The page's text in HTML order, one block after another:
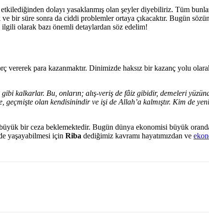
dolayı yasaklanmış olan şeyler diyebiliriz. Tüm
bir süre sonra da ciddi problemler ortaya çıkacaktır. Bugün
olarak bazı önemli detaylardan söz edelim!
vererek para kazanmaktır. Dinimizde haksız bir kazanç yolu
kalkarlar. Bu, onların; alış-veriş de fâiz gibidir, demeleri
geçmişte olan kendisinindir ve işi de Allah’a kalmıştır. Kim de
bir ceza beklemektedir. Bugün dünya ekonomisi büyük
yaşayabilmesi için Riba dediğimiz kavramı hayatımızdan ve